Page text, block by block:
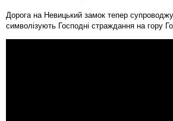
Дорога на Невицький замок тепер
символізують Господні страждання на гору